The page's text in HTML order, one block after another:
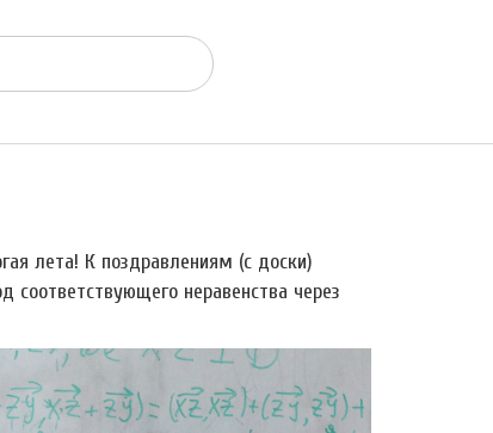
лета! К поздравлениям (с доски)
соответствующего неравенства через